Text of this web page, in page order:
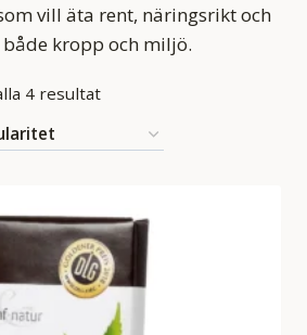
vill äta rent, näringsrikt och
kropp och miljö.
4 resultatSortera
popularitet